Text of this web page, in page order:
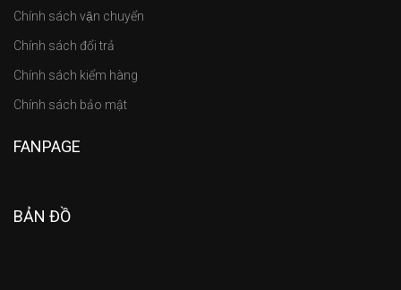
Chính sách vận chuyển
Chính sách đổi trả
Chính sách kiểm hàng
Chính sách bảo mật
FANPAGE
BẢN ĐỒ